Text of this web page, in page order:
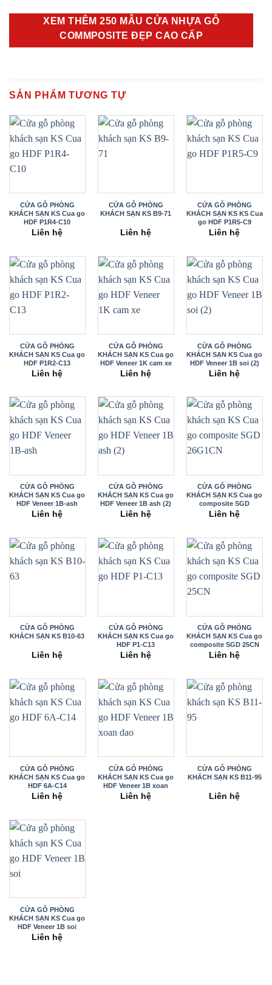
XEM THÊM 250 MẪU CỬA NHỰA GỖ
COMMPOSITE ĐẸP CAO CẤP
SẢN PHẨM TƯƠNG TỰ
CỬA GỖ PHÒNG
KHÁCH SẠN KS Cua go
HDF P1R4-C10
Liên hệ
CỬA GỖ PHÒNG
KHÁCH SẠN KS B9-71
Liên hệ
CỬA GỖ PHÒNG
KHÁCH SẠN KS KS Cua
go HDF P1R5-C9
Liên hệ
CỬA GỖ PHÒNG
KHÁCH SẠN KS Cua go
HDF P1R2-C13
Liên hệ
CỬA GỖ PHÒNG
KHÁCH SẠN KS Cua go
HDF Veneer 1K cam xe
Liên hệ
CỬA GỖ PHÒNG
KHÁCH SẠN KS Cua go
HDF Veneer 1B soi (2)
Liên hệ
CỬA GỖ PHÒNG
KHÁCH SẠN KS Cua go
HDF Veneer 1B-ash
Liên hệ
CỬA GỖ PHÒNG
KHÁCH SẠN KS Cua go
HDF Veneer 1B ash (2)
Liên hệ
CỬA GỖ PHÒNG
KHÁCH SẠN KS Cua go
composite SGD
26G1CN
Liên hệ
CỬA GỖ PHÒNG
KHÁCH SẠN KS B10-63
Liên hệ
CỬA GỖ PHÒNG
KHÁCH SẠN KS Cua go
HDF P1-C13
Liên hệ
CỬA GỖ PHÒNG
KHÁCH SẠN KS Cua go
composite SGD 25CN
Liên hệ
CỬA GỖ PHÒNG
KHÁCH SẠN KS Cua go
HDF 6A-C14
Liên hệ
CỬA GỖ PHÒNG
KHÁCH SẠN KS Cua go
HDF Veneer 1B xoan
dao
Liên hệ
CỬA GỖ PHÒNG
KHÁCH SẠN KS B11-95
Liên hệ
CỬA GỖ PHÒNG
KHÁCH SẠN KS Cua go
HDF Veneer 1B soi
Liên hệ